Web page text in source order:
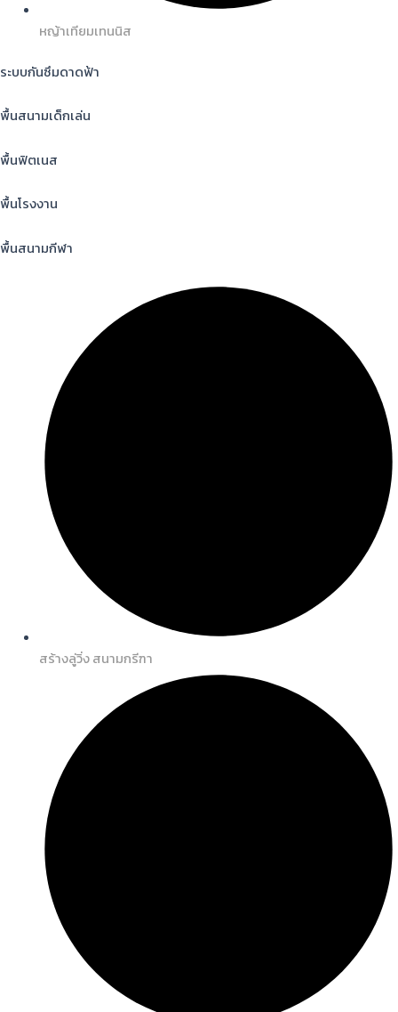
หญ้าเทียมเทนนิส
ระบบกันซึมดาดฟ้า
พื้นสนามเด็กเล่น
พื้นฟิตเนส
พื้นโรงงาน
พื้นสนามกีฬา
สร้างลู่วิ่ง สนามกรีฑา